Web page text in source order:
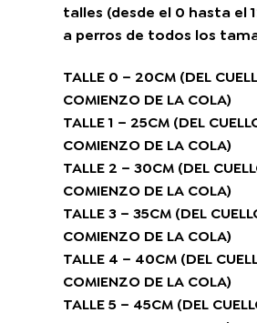
talles (desde el 0 hasta el
a perros de todos los
TALLE 0 – 20CM (DEL
COMIENZO DE LA COLA)
TALLE 1 – 25CM (DEL
COMIENZO DE LA COLA)
TALLE 2 – 30CM (DEL
COMIENZO DE LA COLA)
TALLE 3 – 35CM (DEL
COMIENZO DE LA COLA)
TALLE 4 – 40CM (DEL
COMIENZO DE LA COLA)
TALLE 5 – 45CM (DEL